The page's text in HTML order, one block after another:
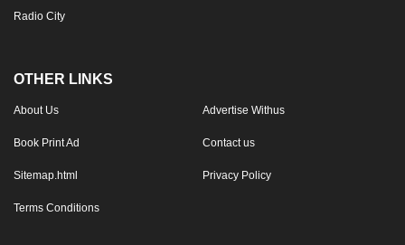
Radio City
OTHER LINKS
About Us Advertise Withus
Book Print Ad Contact us
Sitemap.html Privacy Policy
Terms Conditions